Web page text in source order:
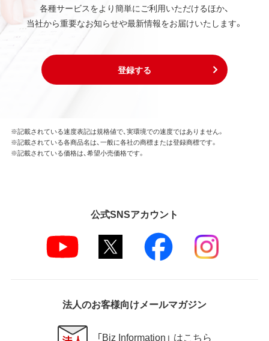
各種サービスをより簡単にご利用いただけるほか、
当社から重要なお知らせや最新情報をお届けいたします。
登録する
※記載されている速度表記は規格値で、実環境での速度ではありません。
※記載されている各商品名は、一般に各社の商標または登録商標です。
※記載されている価格は、希望小売価格です。
公式SNSアカウント
法人のお客様向けメールマガジン
「Biz Information」 はこちら